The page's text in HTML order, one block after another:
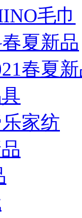
毛巾
夏新品
春夏
家纺